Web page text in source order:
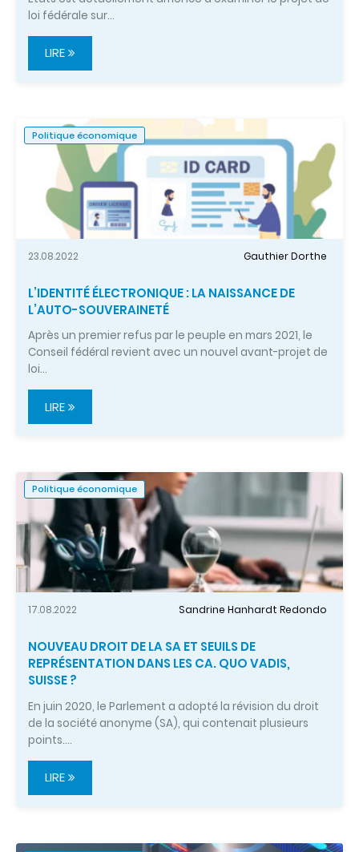
loi fédérale sur…
LIRE
Politique économique
23.08.2022 Gauthier Dorthe
L’IDENTITÉ ÉLECTRONIQUE : LA NAISSANCE DE
L’AUTO-SOUVERAINETÉ
Après un premier refus par le peuple en mars 2021, le
Conseil fédéral revient avec un nouvel avant-projet de
loi…
LIRE
Politique économique
17.08.2022 Sandrine Hanhardt Redondo
NOUVEAU DROIT DE LA SA ET SEUILS DE
REPRÉSENTATION DANS LES CA. QUO VADIS,
SUISSE ?
En juin 2020, le Parlement a adopté la révision du droit
de la société anonyme (SA), qui contenait plusieurs
points.…
LIRE